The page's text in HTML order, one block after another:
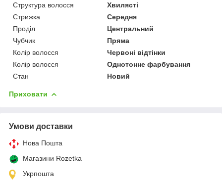
Структура волосся
Хвилясті
Стрижка
Середня
Проділ
Центральний
Чубчик
Пряма
Колір волосся
Червоні відтінки
Колір волосся
Однотонне фарбування
Стан
Новий
Приховати
Умови доставки
Нова Пошта
Магазини Rozetka
Укрпошта